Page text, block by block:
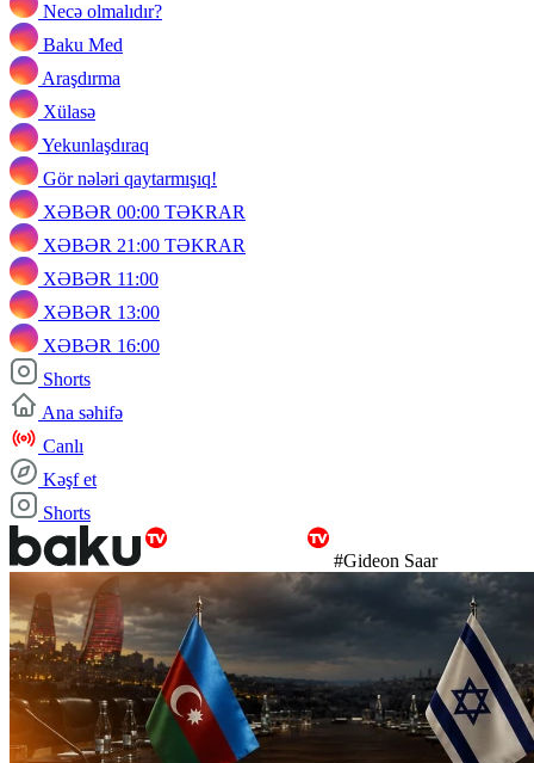
Necə olmalıdır?
Baku Med
Araşdırma
Xülasə
Yekunlaşdıraq
Gör nələri qaytarmışıq!
XƏBƏR 00:00 TƏKRAR
XƏBƏR 21:00 TƏKRAR
XƏBƏR 11:00
XƏBƏR 13:00
XƏBƏR 16:00
Shorts
Ana səhifə
Canlı
Kəşf et
Shorts
#Gideon Saar